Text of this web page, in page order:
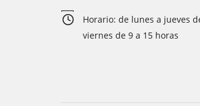
Horario: de lunes a jueves
viernes de 9 a 15 horas